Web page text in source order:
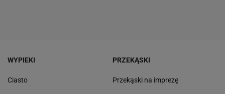
WYPIEKI
Ciasto
PRZEKĄSKI
Przekąski na imprezę